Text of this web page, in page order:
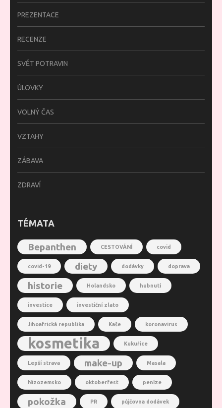
PREZENTACE
RECENZE
SVĚT POTRAVIN
ÚLOVKY
VOLNÝ ČAS
VZTAHY
ZÁBAVA
ZDRAVÍ
TÉMATA
Bepanthen CESTOVÁNÍ covid
covid-19 diety dodávky doprava
historie Holandsko hubnutí
investice investiční zlato
Jihoafrická republika Kaše koronavirus
kosmetika Kukuřice
Lepší strava make-up Masala
Nizozemsko oktoberfest peníze
pokožka PR půjčovna dodávek